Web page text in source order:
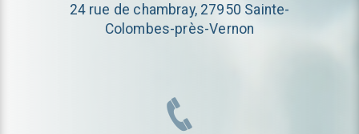
24 rue de chambray, 27950 Sainte-
Colombes-près-Vernon